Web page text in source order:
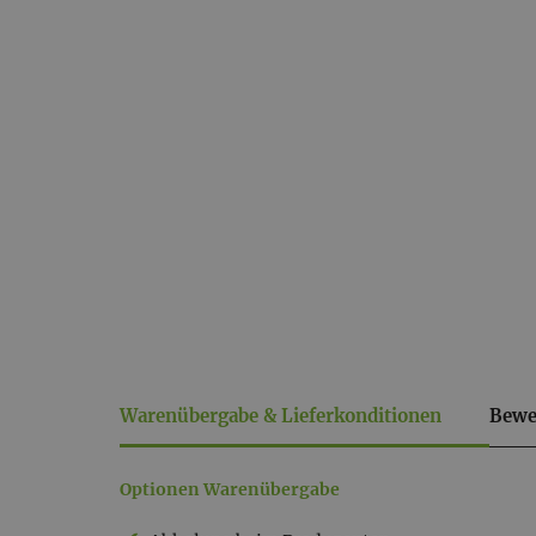
Warenübergabe & Lieferkonditionen
Warenübergabe
Optionen Warenübergabe